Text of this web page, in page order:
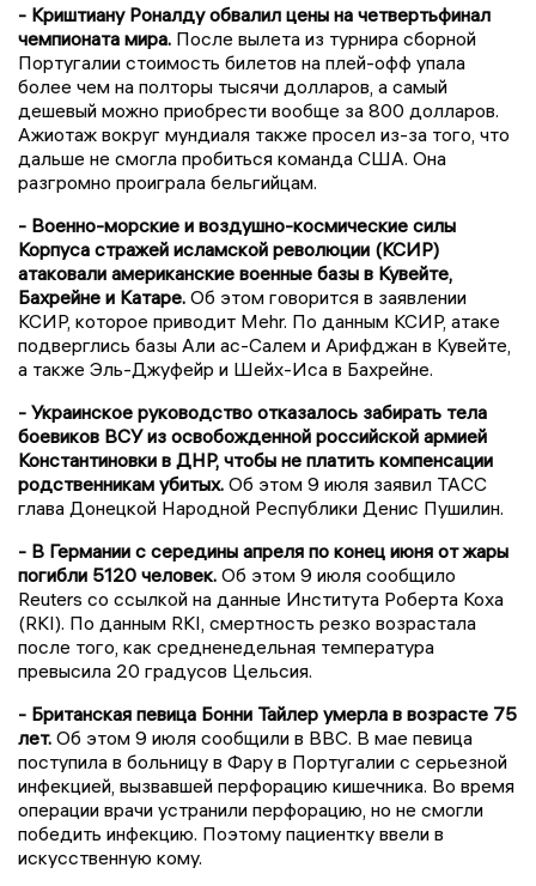
- Криштиану Роналду обвалил цены на четвертьфинал
чемпионата мира. После вылета из турнира сборной
Португалии стоимость билетов на плей-офф упала
более чем на полторы тысячи долларов, а самый
дешевый можно приобрести вообще за 800 долларов.
Ажиотаж вокруг мундиаля также просел из-за того, что
дальше не смогла пробиться команда США. Она
разгромно проиграла бельгийцам.
- Военно-морские и воздушно-космические силы
Корпуса стражей исламской революции (КСИР)
атаковали американские военные базы в Кувейте,
Бахрейне и Катаре. Об этом говорится в заявлении
КСИР, которое приводит Mehr. По данным КСИР, атаке
подверглись базы Али ас-Салем и Арифджан в Кувейте,
а также Эль-Джуфейр и Шейх-Иса в Бахрейне.
- Украинское руководство отказалось забирать тела
боевиков ВСУ из освобожденной российской армией
Константиновки в ДНР, чтобы не платить компенсации
родственникам убитых. Об этом 9 июля заявил ТАСС
глава Донецкой Народной Республики Денис Пушилин.
- В Германии с середины апреля по конец июня от жары
погибли 5120 человек. Об этом 9 июля сообщило
Reuters со ссылкой на данные Института Роберта Коха
(RKI). По данным RKI, смертность резко возрастала
после того, как средненедельная температура
превысила 20 градусов Цельсия.
- Британская певица Бонни Тайлер умерла в возрасте 75
лет. Об этом 9 июля сообщили в BBС. В мае певица
поступила в больницу в Фару в Португалии с серьезной
инфекцией, вызвавшей перфорацию кишечника. Во время
операции врачи устранили перфорацию, но не смогли
победить инфекцию. Поэтому пациентку ввели в
искусственную кому.